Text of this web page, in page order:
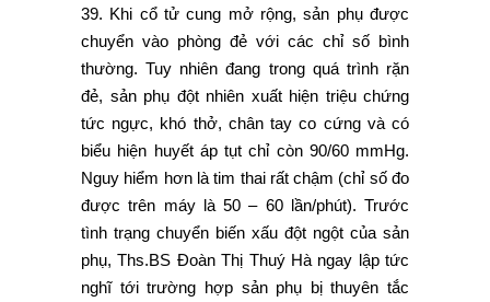
39. Khi cổ tử cung mở rộng, sản phụ được
chuyển vào phòng đẻ với các chỉ số bình
thường. Tuy nhiên đang trong quá trình rặn
đẻ, sản phụ đột nhiên xuất hiện triệu chứng
tức ngực, khó thở, chân tay co cứng và có
biểu hiện huyết áp tụt chỉ còn 90/60 mmHg.
Nguy hiểm hơn là tim thai rất chậm (chỉ số đo
được trên máy là 50 – 60 lần/phút). Trước
tình trạng chuyển biến xấu đột ngột của sản
phụ, Ths.BS Đoàn Thị Thuý Hà ngay lập tức
nghĩ tới trường hợp sản phụ bị thuyên tắc